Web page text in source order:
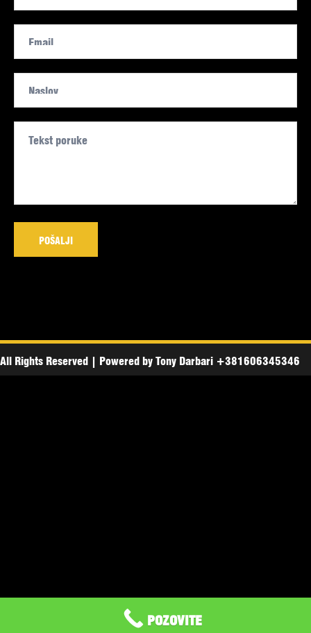
All Rights Reserved Powered by Tony Darbari +381606345346
POZOVITE